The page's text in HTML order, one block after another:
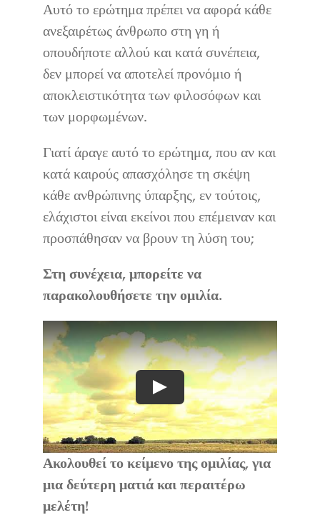
Αυτό το ερώτημα πρέπει να αφορά κάθε
ανεξαιρέτως άνθρωπο στη γη ή
οπουδήποτε αλλού και κατά συνέπεια,
δεν μπορεί να αποτελεί προνόμιο ή
αποκλειστικότητα των φιλοσόφων και
των μορφωμένων.
Γιατί άραγε αυτό το ερώτημα, που αν και
κατά καιρούς απασχόλησε τη σκέψη
κάθε ανθρώπινης ύπαρξης, εν τούτοις,
ελάχιστοι είναι εκείνοι που επέμειναν και
προσπάθησαν να βρουν τη λύση του;
Στη συνέχεια, μπορείτε να
παρακολουθήσετε την ομιλία.
Play
Ακολουθεί το κείμενο της ομιλίας, για
μια δεύτερη ματιά και περαιτέρω
μελέτη!